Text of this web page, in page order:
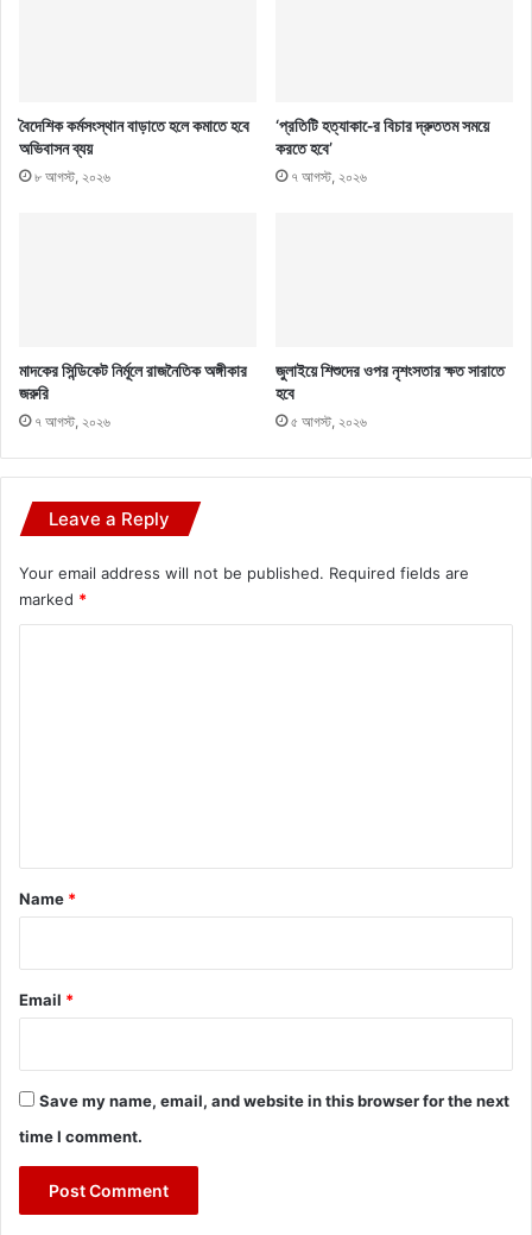
বৈদেশিক কর্মসংস্থান বাড়াতে হলে কমাতে হবে
অভিবাসন ব্যয়
৮ আগস্ট, ২০২৬
‘প্রতিটি হত্যাকা-ের বিচার দ্রুততম সময়ে
করতে হবে’
৭ আগস্ট, ২০২৬
মাদকের সিন্ডিকেট নির্মূলে রাজনৈতিক অঙ্গীকার
জরুরি
৭ আগস্ট, ২০২৬
জুলাইয়ে শিশুদের ওপর নৃশংসতার ক্ষত সারাতে
হবে
৫ আগস্ট, ২০২৬
Leave a Reply
Your email address will not be published. Required fields are
marked *
*
Name *
Email *
Save my name, email, and website in this browser for the next
time I comment.